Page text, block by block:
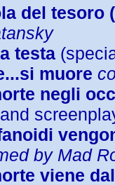
del tesoro
testa
muore
negli
by Mad
viene